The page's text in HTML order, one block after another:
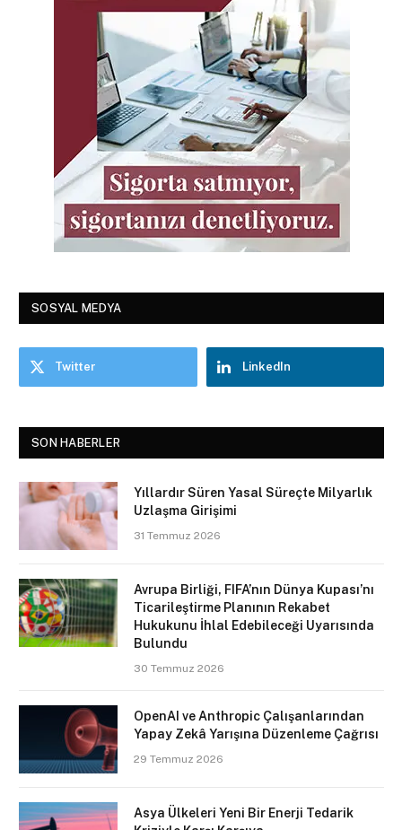
SOSYAL MEDYA
Twitter LinkedIn
SON HABERLER
Yıllardır Süren Yasal Süreçte Milyarlık
Uzlaşma Girişimi
31 Temmuz 2026
Avrupa Birliği, FIFA’nın Dünya Kupası’nı
Ticarileştirme Planının Rekabet
Hukukunu İhlal Edebileceği Uyarısında
Bulundu
30 Temmuz 2026
OpenAI ve Anthropic Çalışanlarından
Yapay Zekâ Yarışına Düzenleme Çağrısı
29 Temmuz 2026
Asya Ülkeleri Yeni Bir Enerji Tedarik